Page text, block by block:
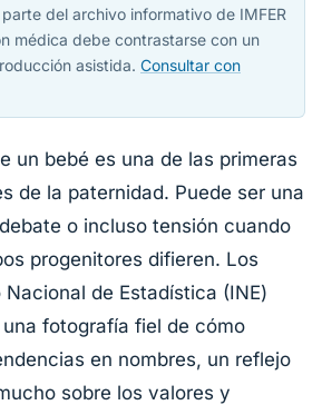
del archivo informativo de IMFER
médica debe contrastarse con un
asistida. Consultar con
un bebé es una de las primeras
de la paternidad. Puede ser una
o incluso tensión cuando
progenitores difieren. Los
de Estadística (INE)
fotografía fiel de cómo
en nombres, un reflejo
sobre los valores y